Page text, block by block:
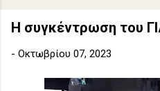
Η συγκέντρωση του
- Οκτωβρίου 07, 2023